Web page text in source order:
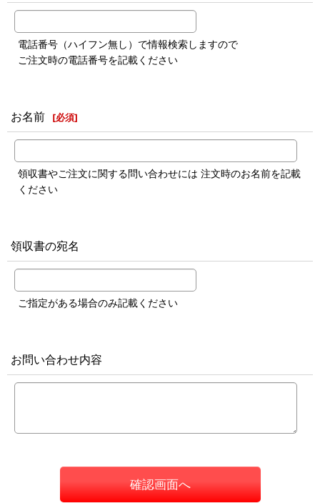
電話番号（ハイフン無し）で情報検索しますので
ご注文時の電話番号を記載ください
お名前 [必須]
領収書やご注文に関する問い合わせには 注文時のお名前を記載
ください
領収書の宛名
ご指定がある場合のみ記載ください
お問い合わせ内容
確認画面へ